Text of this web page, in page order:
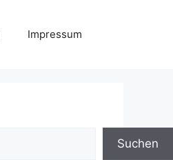
Impressum
Suchen